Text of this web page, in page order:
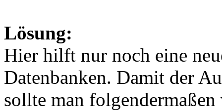
Lösung:
Hier hilft nur noch eine
Datenbanken. Damit der
sollte man folgendermaßen